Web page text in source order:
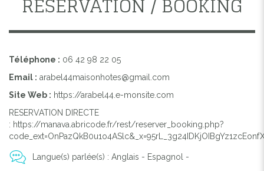
Téléphone : 06 42 98 22 05
Email : arabel44maisonhotes@gmail.com
Site Web : https://arabel44.e-monsite.com
RESERVATION DIRECTE
: https://manava.abricode.fr/rest/reserver_booking.php?
Langue(s) parlée(s) : Anglais - Espagnol -